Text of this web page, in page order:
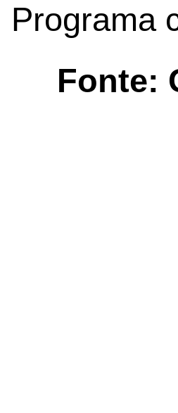
Programa
Fonte: